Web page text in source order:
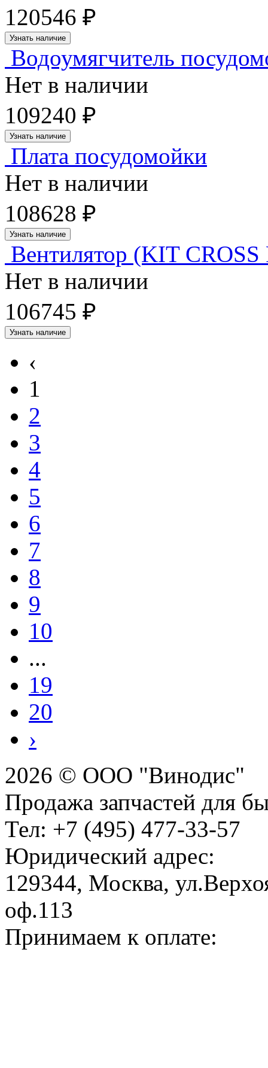
120546 ₽
Узнать наличие
Водоумягчитель
Нет в наличии
109240 ₽
Узнать наличие
Плата посудомойки
Нет в наличии
108628 ₽
Узнать наличие
Вентилятор (KIT
Нет в наличии
106745 ₽
Узнать наличие
‹
1
2
3
4
5
6
7
8
9
10
...
19
20
›
2026 © ООО "Винодис"
Продажа запчастей для
Тел: +7 (495) 477-33-57
Юридический адрес:
129344, Москва,
оф.113
Принимаем к оплате: